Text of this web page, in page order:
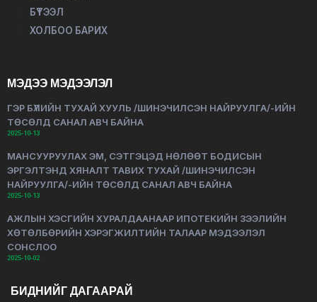
БҮТЭЭЛ
ХОЛБОО БАРИХ
МЭДЭЭ МЭДЭЭЛЭЛ
ГЭР БҮЛИЙН ТУХАЙ ХУУЛЬ /ШИНЭЧИЛСЭН НАЙРУУЛГА/-ИЙН
ТӨСӨЛД САНАЛ АВЧ БАЙНА
2025-10-13
МАНСУУРУУЛАХ ЭМ, СЭТГЭЦЭД НӨЛӨӨТ БОДИСЫН
ЭРГЭЛТЭНД ХЯНАЛТ ТАВИХ ТУХАЙ /ШИНЭЧИЛСЭН
НАЙРУУЛГА/-ИЙН ТӨСӨЛД САНАЛ АВЧ БАЙНА
2025-10-13
АЖЛЫН ХЭСГИЙН ХУРАЛДААНААР ИПОТЕКИЙН ЗЭЭЛИЙН
ХӨТӨЛБӨРИЙН ХЭРЭГЖИЛТИЙН ТАЛААР МЭДЭЭЛЭЛ
СОНСЛОО
2025-10-02
БИДНИЙГ ДАГААРАЙ